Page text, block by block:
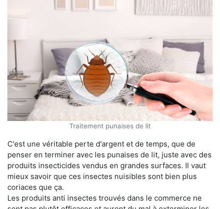
Traitement punaises de lit
C'est une véritable perte d'argent et de temps, que de
penser en terminer avec les punaises de lit, juste avec des
produits insecticides vendus en grandes surfaces. Il vaut
mieux savoir que ces insectes nuisibles sont bien plus
coriaces que ça.
Les produits anti insectes trouvés dans le commerce ne